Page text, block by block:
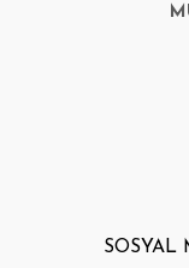
SOSYAL